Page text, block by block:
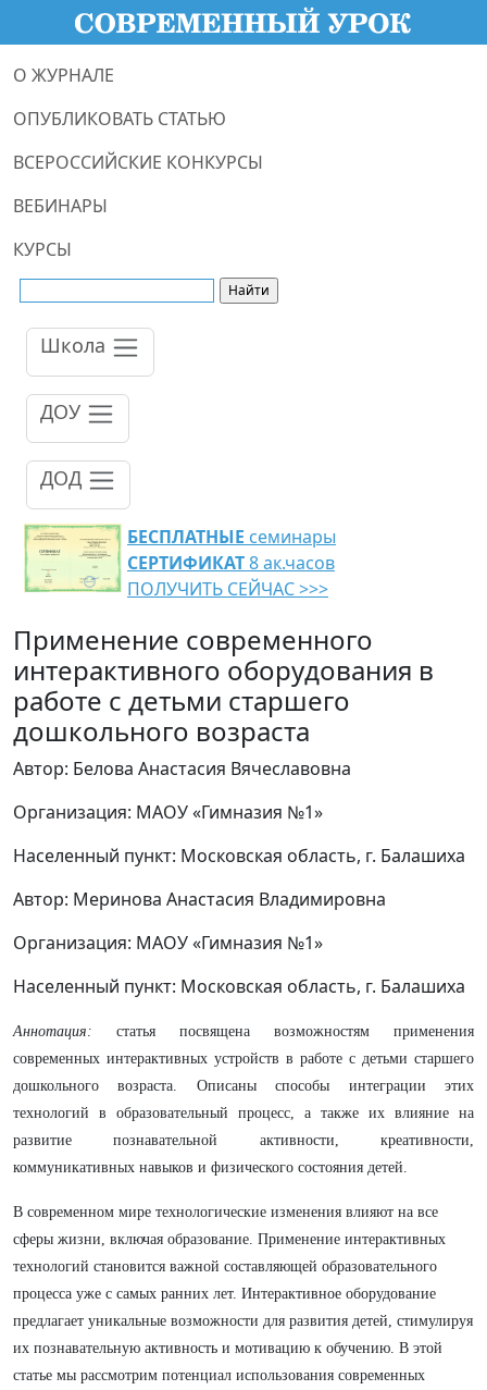
О ЖУРНАЛЕ
ОПУБЛИКОВАТЬ СТАТЬЮ
ВСЕРОССИЙСКИЕ КОНКУРСЫ
ВЕБИНАРЫ
КУРСЫ
Школа
ДОУ
ДОД
БЕСПЛАТНЫЕ семинары
СЕРТИФИКАТ8 ак.часов
ПОЛУЧИТЬ СЕЙЧАС >>>
Применение современного
интерактивного оборудования в
работе с детьми старшего
дошкольного возраста
Автор: Белова Анастасия Вячеславовна
Организация: МАОУ «Гимназия №1»
Населенный пункт: Московская область, г. Балашиха
Автор: Меринова Анастасия Владимировна
Организация: МАОУ «Гимназия №1»
Населенный пункт: Московская область, г. Балашиха
Аннотация: статья посвящена возможностям применения
современных интерактивных устройств в работе с детьми старшего
дошкольного возраста. Описаны способы интеграции этих
технологий в образовательный процесс, а также их влияние на
развитие познавательной активности, креативности,
коммуникативных навыков и физического состояния детей.
В современном мире технологические изменения влияют на все
сферы жизни, включая образование. Применение интерактивных
технологий становится важной составляющей образовательного
процесса уже с самых ранних лет. Интерактивное оборудование
предлагает уникальные возможности для развития детей, стимулируя
их познавательную активность и мотивацию к обучению. В этой
статье мы рассмотрим потенциал использования современных